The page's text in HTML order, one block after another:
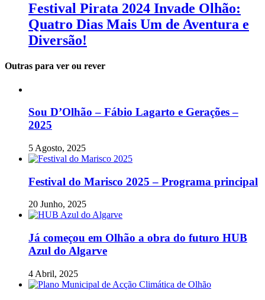
Festival Pirata 2024 Invade Olhão:
Quatro Dias Mais Um de Aventura e
Diversão!
Outras para ver ou rever
Sou D’Olhão – Fábio Lagarto e Gerações –
2025
5 Agosto, 2025
Festival do Marisco 2025 – Programa principal
20 Junho, 2025
Já começou em Olhão a obra do futuro HUB
Azul do Algarve
4 Abril, 2025